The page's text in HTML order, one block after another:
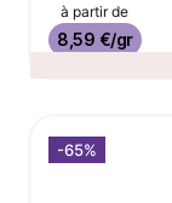
Prix de base
à partir de
8,59 €/gr Prix
-65%